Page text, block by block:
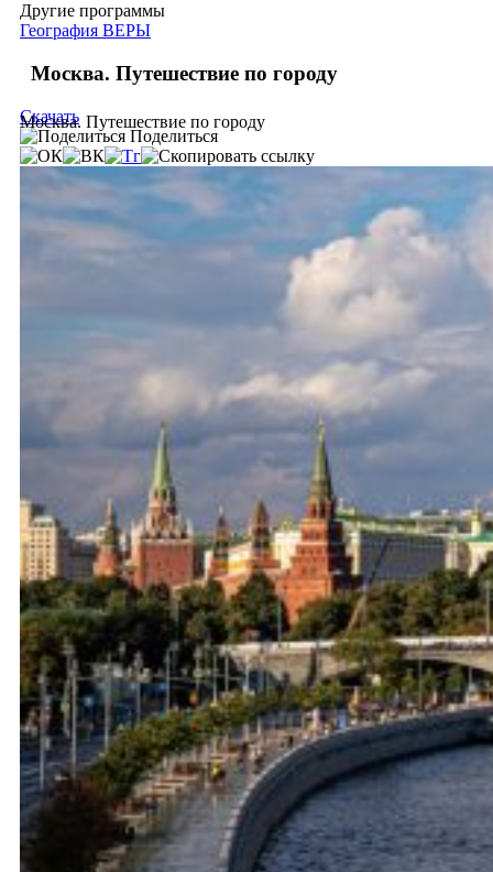
Другие программы
География ВЕРЫ
Москва. Путешествие по городу
Москва. Путешествие по городу
Скачать
Поделиться